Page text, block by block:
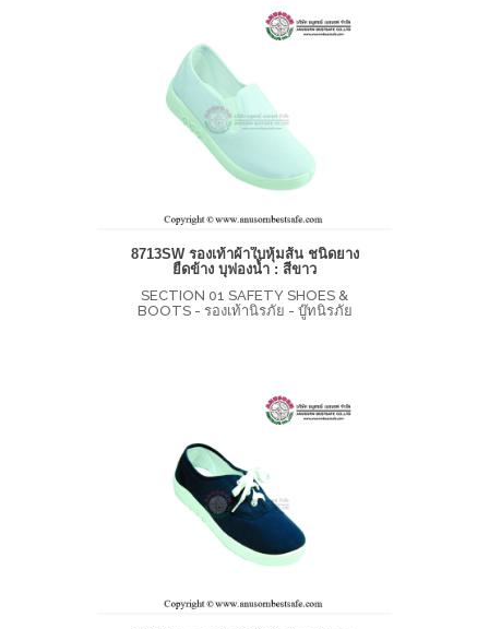
8713SW รองเท้าผ้าใบหุ้มส้น ชนิดยาง
ยืดข้าง บุฟองน้ำ : สีขาว
SECTION 01 SAFETY SHOES &
BOOTS - รองเท้านิรภัย - บู๊ทนิรภัย